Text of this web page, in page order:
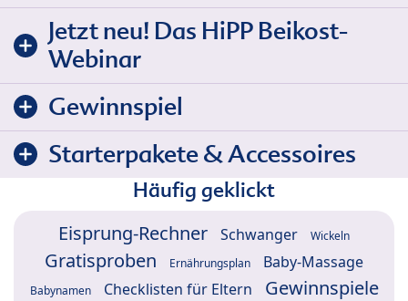
Jetzt neu! Das HiPP Beikost-
Webinar
Gewinnspiel
Starterpakete & Accessoires
Häufig geklickt
Eisprung-Rechner Schwanger Wickeln
Gratisproben Ernährungsplan Baby-Massage
Babynamen Checklisten für Eltern
Gewinnspiele